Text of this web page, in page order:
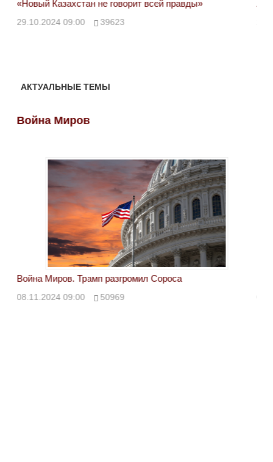
«Новый Казахстан не говорит всей правды»
29.10.2024 09:00 39623
АКТУАЛЬНЫЕ ТЕМЫ
Война Миров
Война Миров. Трамп разгромил Сороса
08.11.2024 09:00 50969